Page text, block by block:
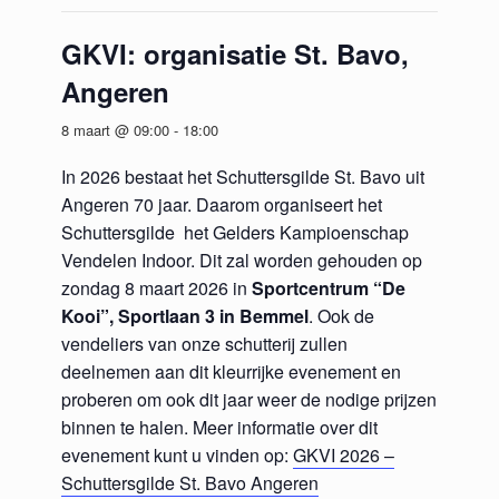
GKVI: organisatie St. Bavo,
Angeren
8 maart @ 09:00 - 18:00
In 2026 bestaat het Schuttersgilde St. Bavo uit
Angeren 70 jaar. Daarom organiseert het
Schuttersgilde het Gelders Kampioenschap
Vendelen Indoor. Dit zal worden gehouden op
zondag 8 maart 2026 in Sportcentrum “De
Kooi”, Sportlaan 3 in Bemmel. Ook de
vendeliers van onze schutterij zullen
deelnemen aan dit kleurrijke evenement en
proberen om ook dit jaar weer de nodige prijzen
binnen te halen. Meer informatie over dit
evenement kunt u vinden op: GKVI 2026 –
Schuttersgilde St. Bavo Angeren